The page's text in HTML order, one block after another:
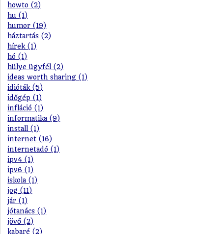
howto (2)
hu (1)
humor (19)
háztartás (2)
hírek (1)
hó (1)
hülye ügyfél (2)
ideas worth sharing (1)
idióták (5)
időgép (1)
infláció (1)
informatika (9)
install (1)
internet (16)
internetadó (1)
ipv4 (1)
ipv6 (1)
iskola (1)
jog (11)
jár (1)
jótanács (1)
jövő (2)
kabaré (2)